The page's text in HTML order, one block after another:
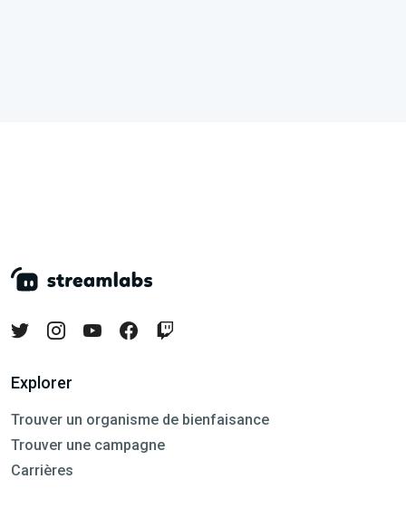
Explorer
Trouver un organisme de bienfaisance
Trouver une campagne
Carrières